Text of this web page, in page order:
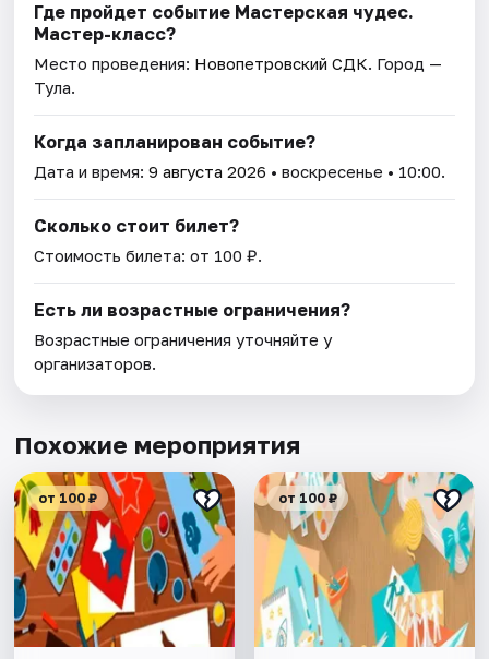
Где пройдет событие Мастерская чудес.
Мастер-класс?
Место проведения: Новопетровский СДК. Город —
Тула.
Когда запланирован событие?
Дата и время:9 августа 2026 • воскресенье • 10:00.
Сколько стоит билет?
Стоимость билета: от 100 ₽.
Есть ли возрастные ограничения?
Возрастные ограничения уточняйте у
организаторов.
Похожие мероприятия
от 100 ₽ от 100 ₽